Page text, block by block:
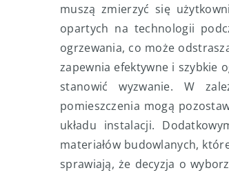
muszą zmierzyć się
opartych na technologii
ogrzewania, co może
zapewnia efektywne i szybkie
stanowić wyzwanie. W
pomieszczenia mogą
układu instalacji.
materiałów budowlanych,
sprawiają, że decyzja o